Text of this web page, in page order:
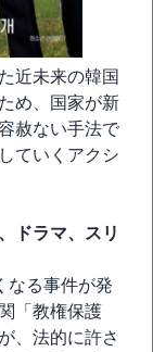
近未来の韓国
め、国家が新
赦ない手法で
ていくアクシ
ドラマ、スリ
なる事件が発
「教権保護
、法的に許さ